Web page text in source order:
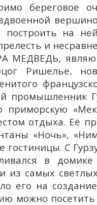
береговое
на
и
МЕДВЕДЬ,
Ришелье,
промышленник
приморскую
отдыха. Её
«Ночь»,
гостиницы. С
в
самых
его на
можно